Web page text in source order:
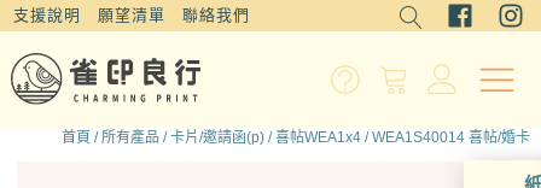
支援說明 願望清單 聯絡我們
首頁 /所有產品 /卡片/邀請函(p) /喜帖WEA1x4 / WEA1S40014 喜帖/婚卡